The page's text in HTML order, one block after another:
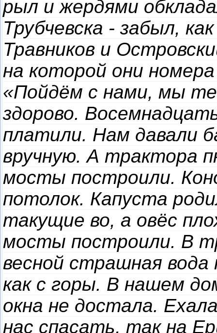
рыл и жердями
Трубчевска - забыл,
Травников и
на которой они
«Пойдём с нами, мы
здорово.
платили. Нам давали
вручную. А трактора
мосты построили.
потолок. Капуста
такущие во, а овёс
мосты построили. В
весной страшная
как с горы. В нашем
окна не достала.
нас спасать, так на